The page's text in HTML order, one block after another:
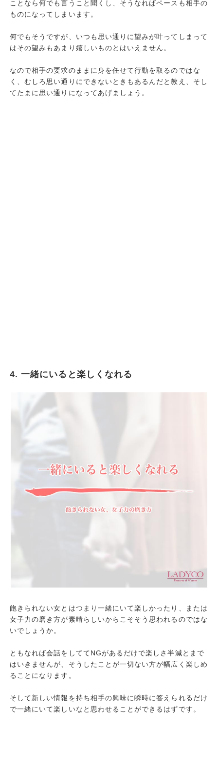
ことなら何でも言うこと聞くし、そうなればペースも相手の
ものになってしまいます。
何でもそうですが、いつも思い通りに望みが叶ってしまって
はその望みもあまり嬉しいものとはいえません。
なので相手の要求のままに身を任せて行動を取るのではな
く、むしろ思い通りにできないときもあるんだと教え、そし
てたまに思い通りになってあげましょう。
4. 一緒にいると楽しくなれる
飽きられない女とはつまり一緒にいて楽しかったり、または
女子力の磨き方が素晴らしいからこそそう思われるのではな
いでしょうか。
ともなれば会話をしててNGがあるだけで楽しさ半減とまで
はいきませんが、そうしたことが一切ない方が幅広く楽しめ
ることになります。
そして新しい情報を持ち相手の興味に瞬時に答えられるだけ
で一緒にいて楽しいなと思わせることができるはずです。